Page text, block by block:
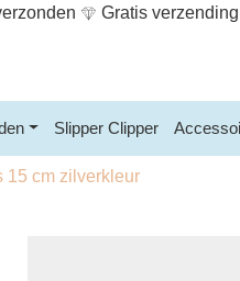
Gratis
Slipper Clipper
15 cm zilverkleur